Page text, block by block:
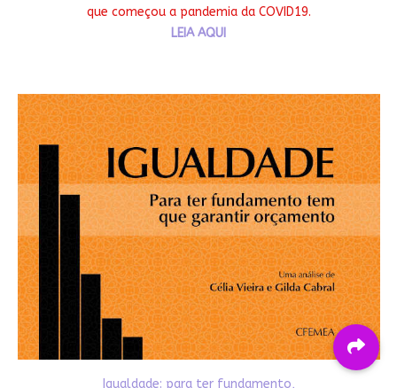
que começou a pandemia da COVID19.
LEIA AQUI
Igualdade: para ter fundamento,